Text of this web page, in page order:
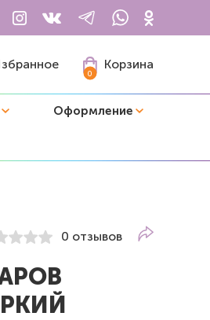
0
Корзина
Оформление
0 отзывов